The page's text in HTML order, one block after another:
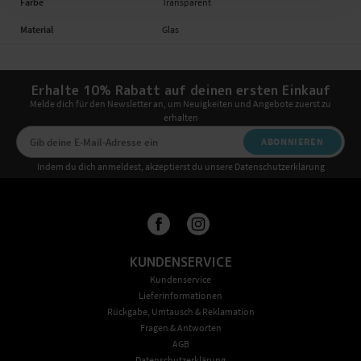
Material Glas
Erhalte 10% Rabatt auf deinen ersten Einkauf
Melde dich für den Newsletter an, um Neuigkeiten und Angebote zuerst zu
erhalten
ABONNIEREN
Indem du dich anmeldest, akzeptierst du unsere Datenschutzerklärung
KUNDENSERVICE
Kundenservice
Lieferinformationen
Rückgabe, Umtausch & Reklamation
Fragen & Antworten
AGB